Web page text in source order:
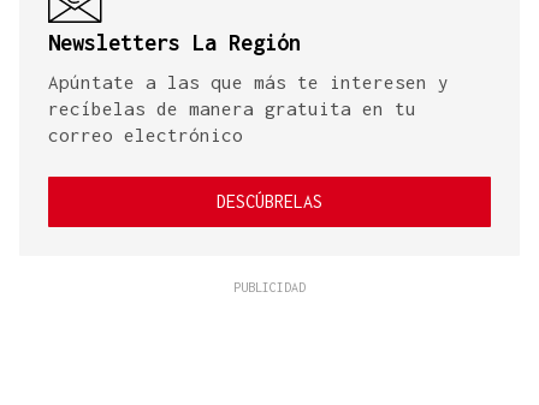
Newsletters La Región
Apúntate a las que más te interesen y
recíbelas de manera gratuita en tu
correo electrónico
DESCÚBRELAS